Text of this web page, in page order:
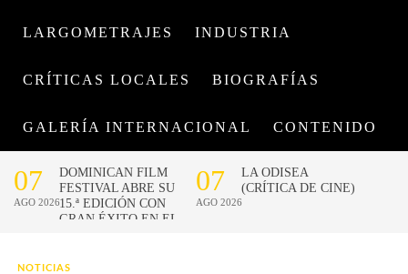
LARGOMETRAJES INDUSTRIA
CRÍTICAS LOCALES BIOGRAFÍAS
GALERÍA INTERNACIONAL CONTENIDO
NOTICIAS